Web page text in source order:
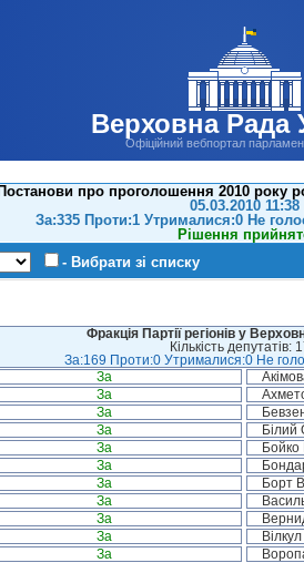
Верховна Рада
Офіційний вебпортал
про проголошення 2010 року
05.03.2010 11:38
За:335 Проти:1 Утрималися:0 Не
Рішення
- Вибрати зі списку
Фракція Партії регіонів у
Кількість депутатів:
За:169 Проти:0 Утрималися:0 Не
За
За
За
За Білий
За
За
За Борт
За
За
За
За